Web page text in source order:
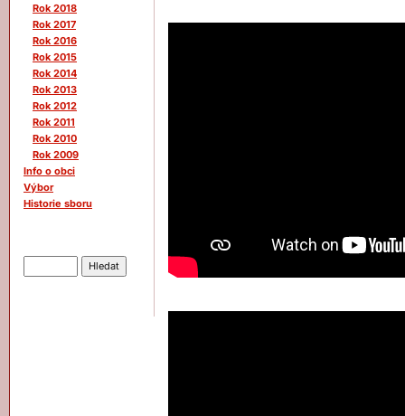
Rok 2018
Rok 2017
Rok 2016
Rok 2015
Rok 2014
Rok 2013
Rok 2012
Rok 2011
Rok 2010
Rok 2009
Info o obci
Výbor
Historie sboru